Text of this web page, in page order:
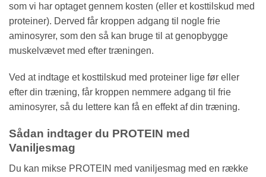
som vi har optaget gennem kosten (eller et kosttilskud med
proteiner). Derved får kroppen adgang til nogle frie
aminosyrer, som den så kan bruge til at genopbygge
muskelvævet med efter træningen.
Ved at indtage et kosttilskud med proteiner lige før eller
efter din træning, får kroppen nemmere adgang til frie
aminosyrer, så du lettere kan få en effekt af din træning.
Sådan indtager du PROTEIN med
Vaniljesmag
Du kan mikse PROTEIN med vaniljesmag med en række